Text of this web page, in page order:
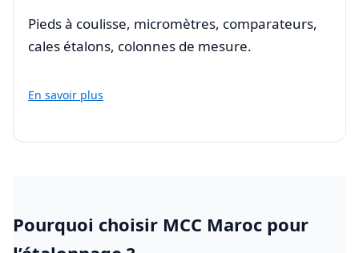
Pieds à coulisse, micromètres, comparateurs,
cales étalons, colonnes de mesure.
En savoir plus
Pourquoi choisir MCC Maroc pour